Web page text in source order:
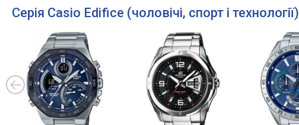
Серія Casio Edifice (чоловічі, спорт і технології)